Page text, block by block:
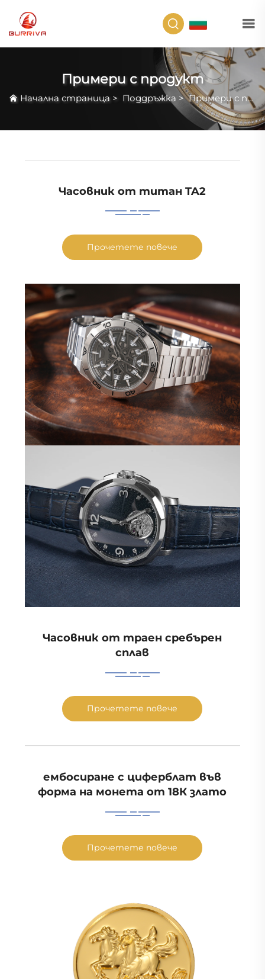
Примери с продукт
Начална страница > Поддръжка >Примери с продукт
Часовник от титан TA2
Прочетете повече
Часовник от траен сребърен
сплав
Прочетете повече
ембосиране с циферблат във
форма на монета от 18К злато
Прочетете повече